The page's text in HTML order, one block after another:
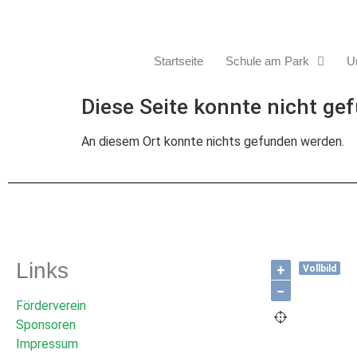
Startseite Schule am Park
Diese Seite konnte nicht
An diesem Ort konnte nichts gefunden werden.
Links
Förderverein
Sponsoren
Impressum
+
−
Vollbild